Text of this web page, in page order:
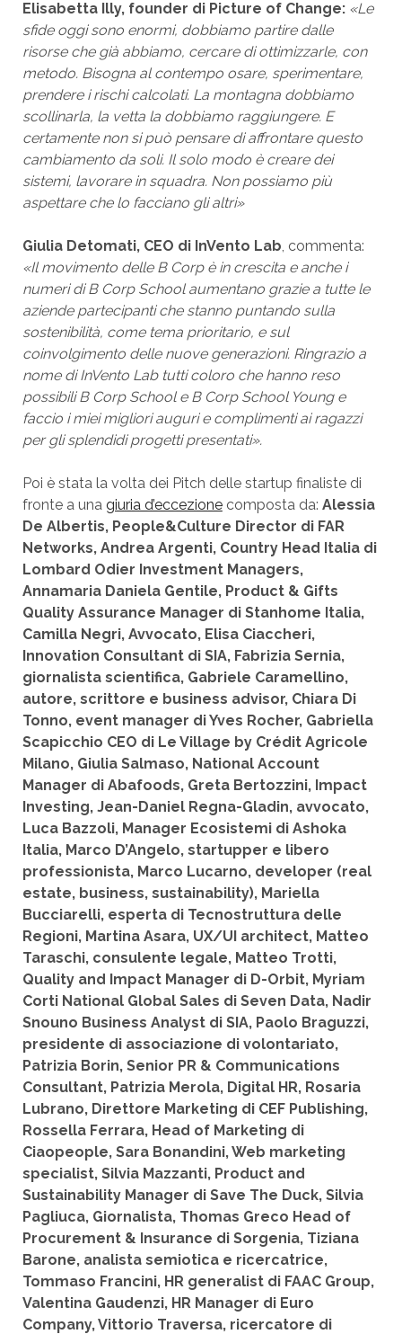
Elisabetta Illy, founder di Picture of Change: «Le
sfide oggi sono enormi, dobbiamo partire dalle
risorse che già abbiamo, cercare di ottimizzarle, con
metodo. Bisogna al contempo osare, sperimentare,
prendere i rischi calcolati. La montagna dobbiamo
scollinarla, la vetta la dobbiamo raggiungere. E
certamente non si può pensare di affrontare questo
cambiamento da soli. Il solo modo è creare dei
sistemi, lavorare in squadra. Non possiamo più
aspettare che lo facciano gli altri»
Giulia Detomati, CEO di InVento Lab, commenta:
«Il movimento delle B Corp è in crescita e anche i
numeri di B Corp School aumentano grazie a tutte le
aziende partecipanti che stanno puntando sulla
sostenibilità, come tema prioritario, e sul
coinvolgimento delle nuove generazioni. Ringrazio a
nome di InVento Lab tutti coloro che hanno reso
possibili B Corp School e B Corp School Young e
faccio i miei migliori auguri e complimenti ai ragazzi
per gli splendidi progetti presentati».
Poi è stata la volta dei Pitch delle startup finaliste di
fronte a una giuria d’eccezionecomposta da: Alessia
De Albertis, People&Culture Director di FAR
Networks, Andrea Argenti, Country Head Italia di
Lombard Odier Investment Managers,
Annamaria Daniela Gentile, Product & Gifts
Quality Assurance Manager di Stanhome Italia,
Camilla Negri, Avvocato, Elisa Ciaccheri,
Innovation Consultant di SIA, Fabrizia Sernia,
giornalista scientifica, Gabriele Caramellino,
autore, scrittore e business advisor, Chiara Di
Tonno, event manager di Yves Rocher, Gabriella
Scapicchio CEO di Le Village by Crédit Agricole
Milano, Giulia Salmaso, National Account
Manager di Abafoods, Greta Bertozzini, Impact
Investing, Jean-Daniel Regna-Gladin, avvocato,
Luca Bazzoli, Manager Ecosistemi di Ashoka
Italia, Marco D’Angelo, startupper e libero
professionista, Marco Lucarno, developer (real
estate, business, sustainability), Mariella
Bucciarelli, esperta di Tecnostruttura delle
Regioni, Martina Asara, UX/UI architect, Matteo
Taraschi, consulente legale, Matteo Trotti,
Quality and Impact Manager di D-Orbit, Myriam
Corti National Global Sales di Seven Data, Nadir
Snouno Business Analyst di SIA, Paolo Braguzzi,
presidente di associazione di volontariato,
Patrizia Borin, Senior PR & Communications
Consultant, Patrizia Merola, Digital HR, Rosaria
Lubrano, Direttore Marketing di CEF Publishing,
Rossella Ferrara, Head of Marketing di
Ciaopeople, Sara Bonandini, Web marketing
specialist, Silvia Mazzanti, Product and
Sustainability Manager di Save The Duck, Silvia
Pagliuca, Giornalista, Thomas Greco Head of
Procurement & Insurance di Sorgenia, Tiziana
Barone, analista semiotica e ricercatrice,
Tommaso Francini, HR generalist di FAAC Group,
Valentina Gaudenzi, HR Manager di Euro
Company, Vittorio Traversa, ricercatore di